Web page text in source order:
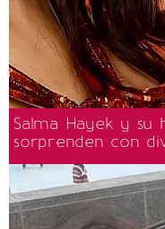
Salma Hayek y su
sorprenden con